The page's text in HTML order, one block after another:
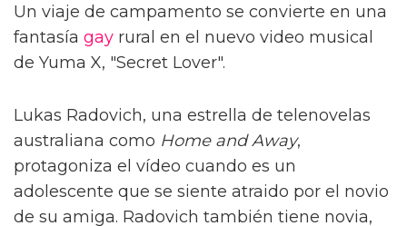
Un viaje de campamento se convierte en una
fantasía gay rural en el nuevo video musical
de Yuma X, "Secret Lover".
Lukas Radovich, una estrella de telenovelas
australiana como Home and Away,
protagoniza el vídeo cuando es un
adolescente que se siente atraido por el novio
de su amiga. Radovich también tiene novia,